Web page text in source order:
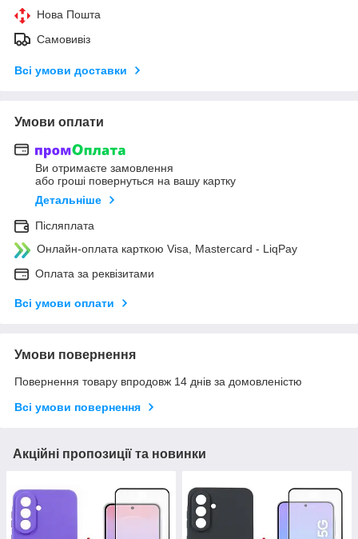
Нова Пошта
Самовивіз
Всі умови доставки
Умови оплати
Ви отримаєте замовлення
або гроші повернуться на вашу картку
Детальніше
Післяплата
Онлайн-оплата карткою Visa, Mastercard - LiqPay
Оплата за реквізитами
Всі умови оплати
Умови повернення
Повернення товару впродовж 14 днів за домовленістю
Всі умови повернення
Акційні пропозиції та новинки